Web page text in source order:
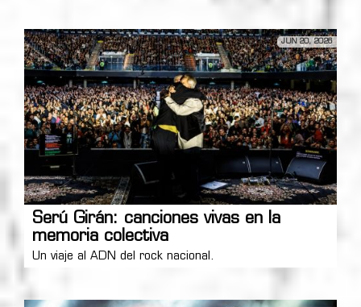
JUN 20, 2026
Serú Girán: canciones vivas en la
memoria colectiva
Un viaje al ADN del rock nacional.